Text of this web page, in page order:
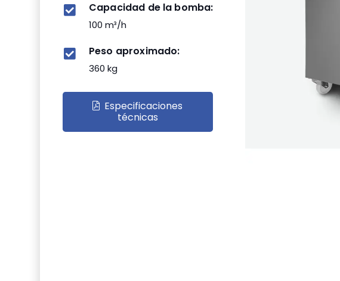
Capacidad de la bomba:
100 m³/h
Peso aproximado:
360 kg
Especificaciones
técnicas